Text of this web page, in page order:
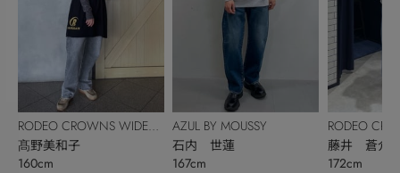
RODEO CROWNS WIDE
BOWL
髙野美和子
160cm
AZUL BY MOUSSY
石内 世蓮
167cm
RODEO
BOWL
藤井 蒼介
172cm